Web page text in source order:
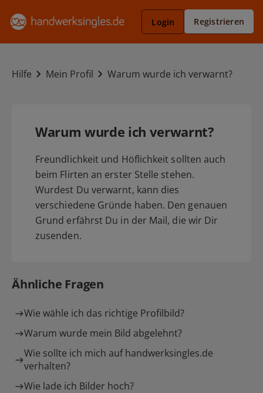
Login Registrieren
Hilfe Mein Profil Warum wurde ich verwarnt?
Warum wurde ich verwarnt?
Freundlichkeit und Höflichkeit sollten auch
beim Flirten an erster Stelle stehen.
Wurdest Du verwarnt, kann dies
verschiedene Gründe haben. Den genauen
Grund erfährst Du in der Mail, die wir Dir
zusenden.
Ähnliche Fragen
Wie wähle ich das richtige Profilbild?
Warum wurde mein Bild abgelehnt?
Wie sollte ich mich auf handwerksingles.de
verhalten?
Wie lade ich Bilder hoch?